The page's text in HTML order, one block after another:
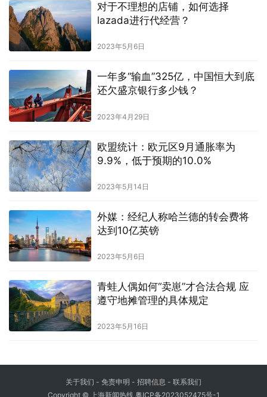
对于不理想的店铺，如何选择
lazada进行代经营？
2023年5月6日
一年多“输血”325亿，中国恒大到底
还欠盛京银行多少钱？
2023年4月29日
欧盟统计：欧元区9月通胀率为
9.9%，低于预期的10.0%
2023年5月14日
外媒：经纪人称哈兰德的转会费将
达到10亿英镑
2023年5月6日
青蛙人偶如何“卖崽”才合法合规 应
遵守地摊管理的具体规定
2023年5月16日
关于我们 - 免责申明 - 招聘信息 - 联系我们
Copyright © 上海新闻热线 粤ICP备2023052475号-1